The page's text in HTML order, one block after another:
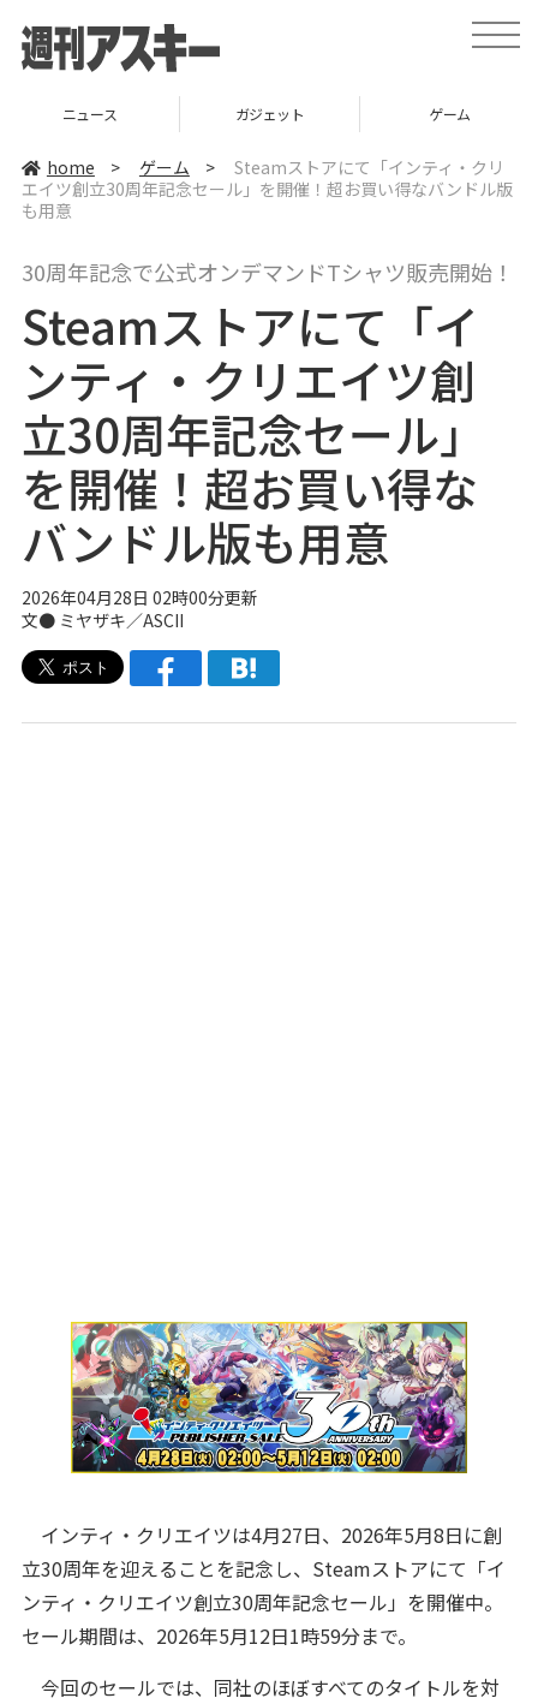
t
o
v
i
o
ニュース ガジェット ゲーム
home > ゲーム >
Steamストアにて「インティ・クリ
エイツ創立30周年記念セール」を開催！超お買い得なバンドル版
も用意
30周年記念で公式オンデマンドTシャツ販売開始！
Steamストアにて「イ
ンティ・クリエイツ創
立30周年記念セール」
を開催！超お買い得な
バンドル版も用意
2026年04月28日 02時00分更新
文● ミヤザキ／ASCII
インティ・クリエイツは4月27日、2026年5月8日に創
立30周年を迎えることを記念し、Steamストアにて「イ
ンティ・クリエイツ創立30周年記念セール」を開催中。
セール期間は、2026年5月12日1時59分まで。
今回のセールでは、同社のほぼすべてのタイトルを対